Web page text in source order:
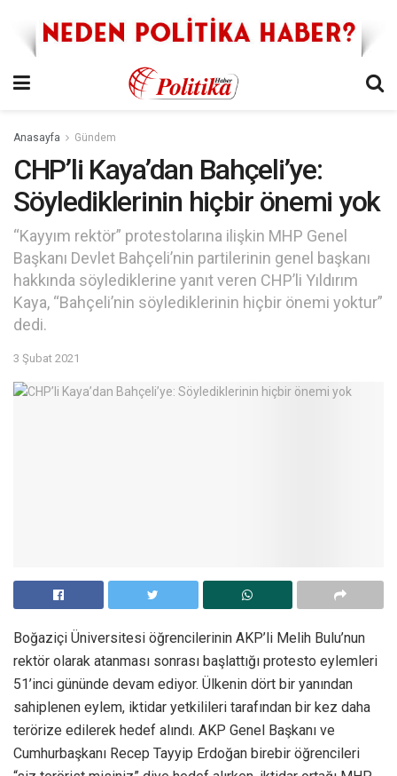
Anasayfa Gündem
CHP’li Kaya’dan Bahçeli’ye:
Söylediklerinin hiçbir önemi yok
“Kayyım rektör” protestolarına ilişkin MHP Genel
Başkanı Devlet Bahçeli’nin partilerinin genel başkanı
hakkında söylediklerine yanıt veren CHP’li Yıldırım
Kaya, “Bahçeli’nin söylediklerinin hiçbir önemi yoktur”
dedi.
3 Şubat 2021
Boğaziçi Üniversitesi öğrencilerinin AKP’li Melih Bulu’nun
rektör olarak atanması sonrası başlattığı protesto eylemleri
51’inci gününde devam ediyor. Ülkenin dört bir yanından
sahiplenen eylem, iktidar yetkilileri tarafından bir kez daha
terörize edilerek hedef alındı. AKP Genel Başkanı ve
Cumhurbaşkanı Recep Tayyip Erdoğan birebir öğrencileri